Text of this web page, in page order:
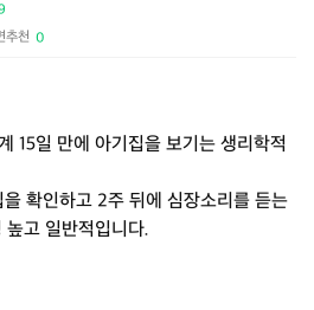
추천 0
15일 만에 아기집을 보기는 생리학적
확인하고 2주 뒤에 심장소리를 듣는
고 일반적입니다.